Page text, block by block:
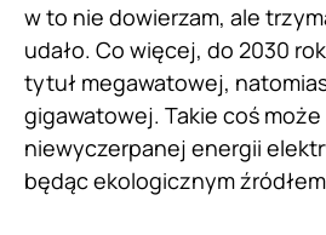
w to nie dowierzam, ale
udało. Co więcej, do 2030
tytuł megawatowej,
gigawatowej. Takie coś
niewyczerpanej energii
będąc ekologicznym